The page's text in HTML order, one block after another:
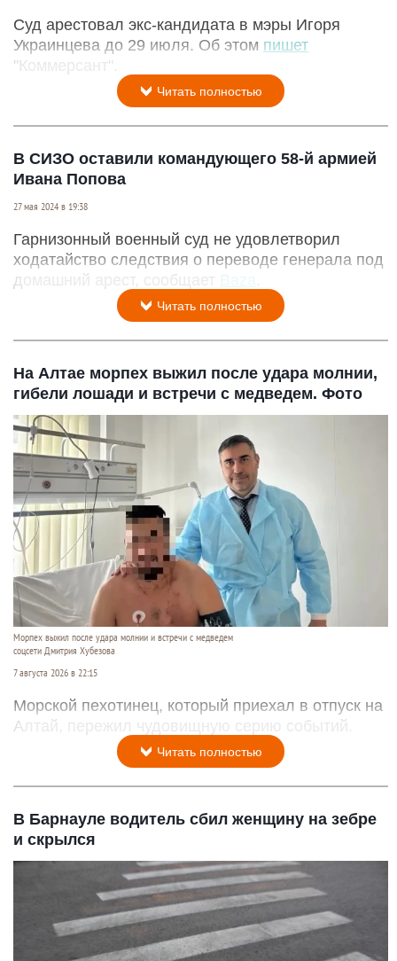
Суд арестовал экс-кандидата в мэры Игоря
Украинцева до 29 июля. Об этом пишет
"Коммерсант".
Читать полностью
В СИЗО оставили командующего 58-й армией
Ивана Попова
27 мая 2024 в 19:38
Гарнизонный военный суд не удовлетворил
ходатайство следствия о переводе генерала под
домашний арест, сообщает Baza
Читать полностью
На Алтае морпех выжил после удара молнии,
гибели лошади и встречи с медведем. Фото
Морпех выжил после удара молнии и встречи с медведем
соцсети Дмитрия Хубезова
7 августа 2026 в 22:15
Морской пехотинец, который приехал в отпуск на
Алтай, пережил чудовищную серию событий.
Читать полностью
В Барнауле водитель сбил женщину на зебре
и скрылся